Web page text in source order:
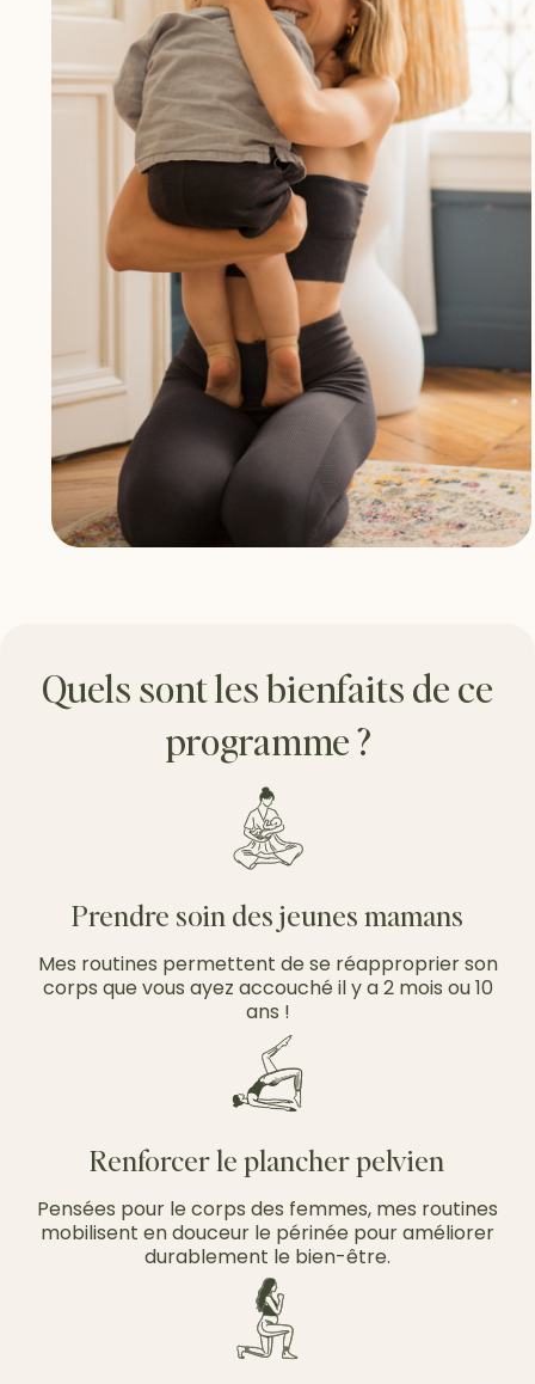
Quels sont les bienfaits de ce
programme ?
Prendre soin des jeunes mamans
Mes routines permettent de se réapproprier son
corps que vous ayez accouché il y a 2 mois ou 10
ans !
Renforcer le plancher pelvien
Pensées pour le corps des femmes, mes routines
mobilisent en douceur le périnée pour améliorer
durablement le bien-être.